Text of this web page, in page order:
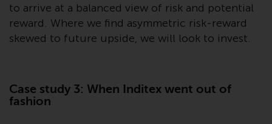
Risikowarnung
zukünftige Wertentwicklung. Der
Wert von Wertpapieren und die
to arrive at a balanced view of risk and potential
reward. Where we find asymmetric risk-reward
skewed to future upside, we will look to invest.
Case study 3: When Inditex went out of
fashion